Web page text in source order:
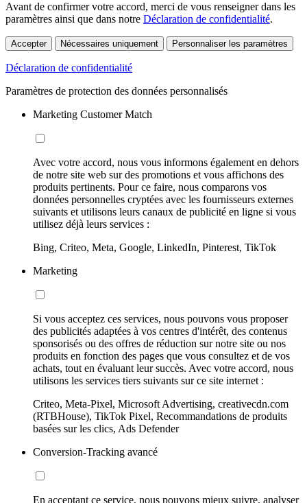
Avant de confirmer votre accord, merci de vous renseigner dans les
paramètres ainsi que dans notre Déclaration de confidentialité.
Accepter Nécessaires uniquement Personnaliser les paramètres
Déclaration de confidentialité
Paramètres de protection des données personnalisés
Marketing Customer Match
Avec votre accord, nous vous informons également en dehors
de notre site web sur des promotions et vous affichons des
produits pertinents. Pour ce faire, nous comparons vos
données personnelles cryptées avec les fournisseurs externes
suivants et utilisons leurs canaux de publicité en ligne si vous
utilisez déjà leurs services :
Bing, Criteo, Meta, Google, LinkedIn, Pinterest, TikTok
Marketing
Si vous acceptez ces services, nous pouvons vous proposer
des publicités adaptées à vos centres d'intérêt, des contenus
sponsorisés ou des offres de réduction sur notre site ou nos
produits en fonction des pages que vous consultez et de vos
achats, tout en évaluant leur succès. Avec votre accord, nous
utilisons les services tiers suivants sur ce site internet :
Criteo, Meta-Pixel, Microsoft Advertising, creativecdn.com
(RTBHouse), TikTok Pixel, Recommandations de produits
basées sur les clics, Ads Defender
Conversion-Tracking avancé
En acceptant ce service, nous pouvons mieux suivre, analyser